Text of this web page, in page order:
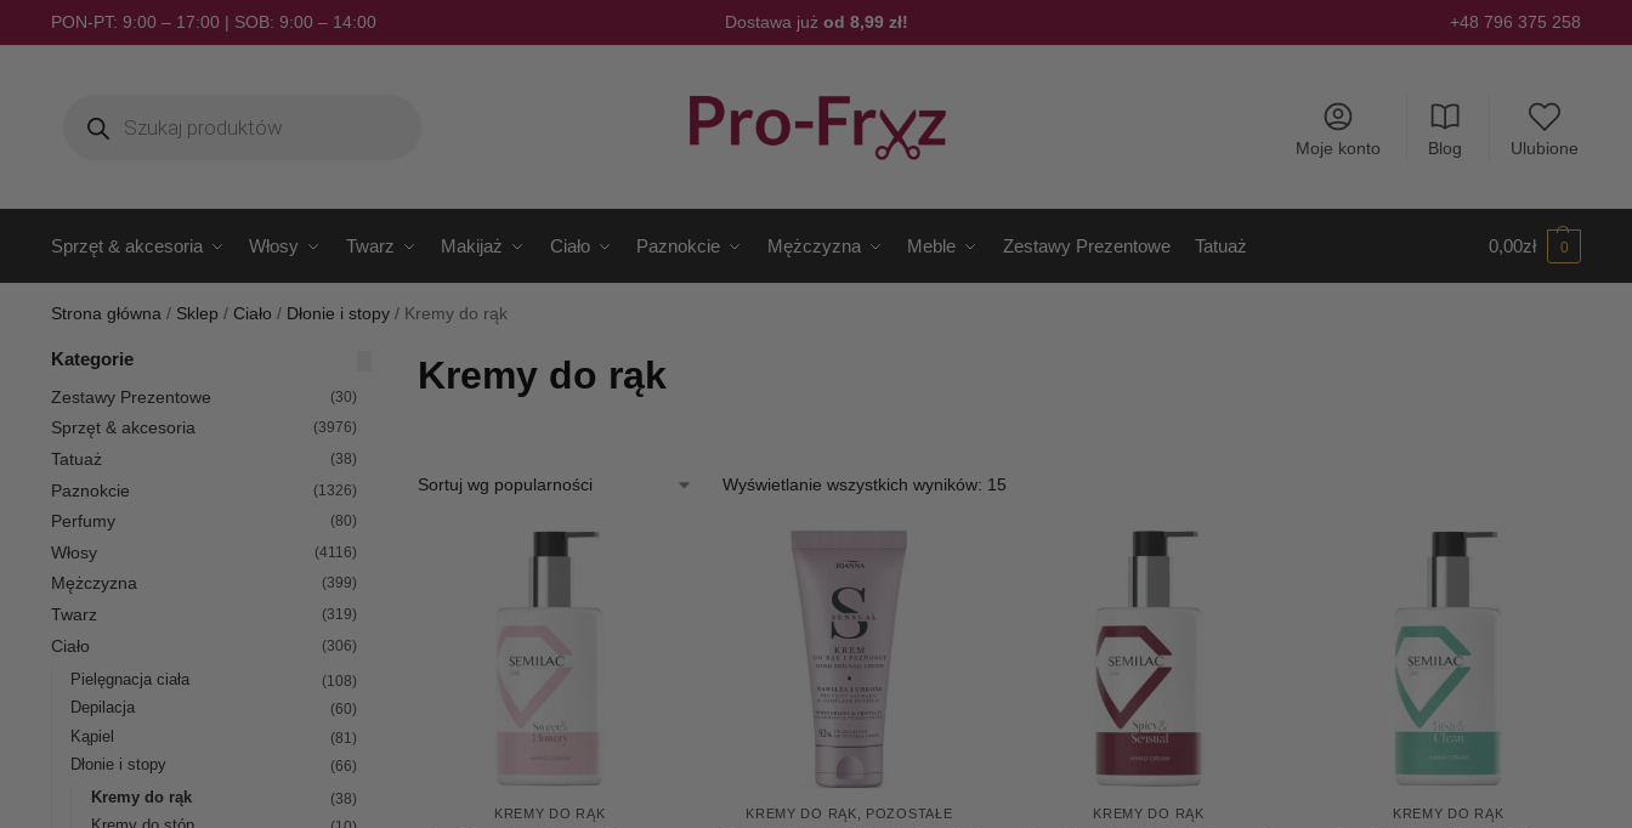
PON-PT: 9:00 – 17:00 | SOB: 9:00 – 14:00 Dostawa już od 8,99 zł! +48 796 375 258
Moje konto Blog Ulubione
Sprzęt & akcesoria Włosy Twarz Makijaż Ciało Paznokcie Mężczyzna Meble Zestawy Prezentowe Tatuaż 0,00zł 0
Strona główna/ Sklep / Ciało / Dłonie i stopy/ Kremy do rąk
Kremy do rąk
Wyświetlanie wszystkich wyników: 15
KREMY DO RĄK KREMY DO RĄK POZOSTAŁE KREMY DO RĄK KREMY DO RĄK
Kategorie
Zestawy Prezentowe (30)
Sprzęt & akcesoria (3976)
Tatuaż (38)
Paznokcie (1326)
Perfumy (80)
Włosy (4116)
Mężczyzna (399)
Twarz (319)
Ciało (306)
Pielęgnacja ciała (108)
Depilacja (60)
Kąpiel (81)
Dłonie i stopy (66)
Kremy do rąk (38)